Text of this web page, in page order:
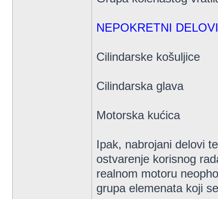
NEPOKRETNI
Cilindarske košuljice
Cilindarska glava
Motorska kućica
Ipak, nabrojani delovi
ostvarenje korisnog
realnom motoru
grupa elemenata koji